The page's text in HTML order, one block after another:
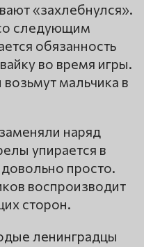
«захлебнулся».
следующим
обязанность
во время игры.
мальчика в
наряд
упирается в
довольно просто.
воспроизводит
сторон.